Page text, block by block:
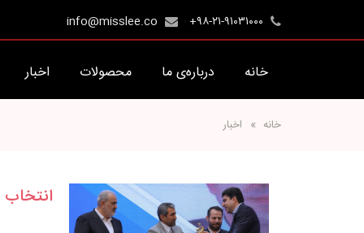
+۹۸-۲۱-۹۱۰۳۱۰۰۰
خانه درباره‌ی ما محصولات اخبار
خانه اخبار
انتخاب